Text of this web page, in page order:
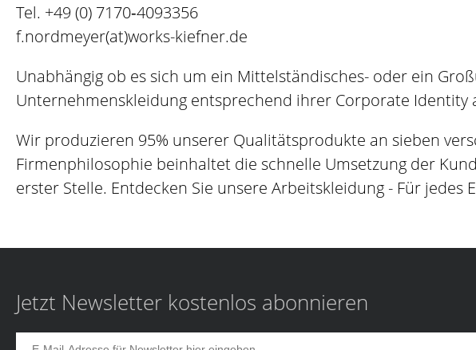
Tel. +49 (0) 7170‐4093356
f.nordmeyer(at)works-kiefner.de
Unabhängig ob es sich um ein Mittelständisches- oder ein
Unternehmenskleidung entsprechend ihrer Corporate Identity
Wir produzieren 95% unserer Qualitätsprodukte an sieben
Firmenphilosophie beinhaltet die schnelle Umsetzung der
erster Stelle. Entdecken Sie unsere Arbeitskleidung - Für jedes
Jetzt Newsletter kostenlos abonnieren